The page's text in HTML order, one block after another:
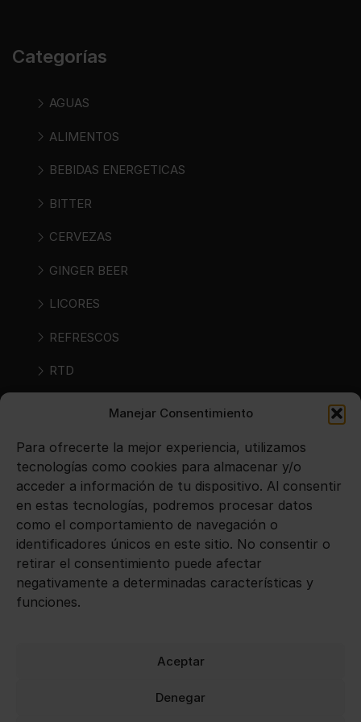
Manejar Consentimiento
Para ofrecerte la mejor experiencia, utilizamos
tecnologías como cookies para almacenar y/o
acceder a información de tu dispositivo. Al consentir
en estas tecnologías, podremos procesar datos
como el comportamiento de navegación o
identificadores únicos en este sitio. No consentir o
retirar el consentimiento puede afectar
negativamente a determinadas características y
funciones.
Aceptar
Denegar
Categorías
AGUAS
ALIMENTOS
BEBIDAS ENERGETICAS
BITTER
CERVEZAS
GINGER BEER
LICORES
REFRESCOS
RTD
VINOS
Avisos legales
Aviso legal
Política de privacidad